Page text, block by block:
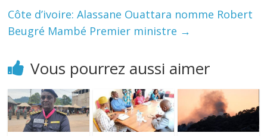
Côte d’ivoire: Alassane Ouattara nomme Robert
Beugré Mambé Premier ministre →
Vous pourrez aussi aimer